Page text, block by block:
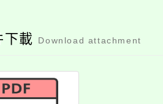
下載 Download attachment